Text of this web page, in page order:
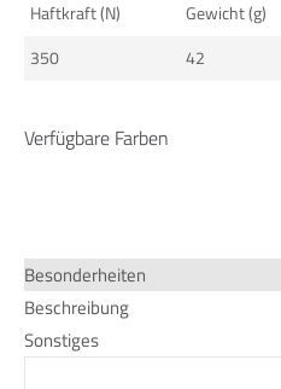
Haftkraft (N) Gewicht (g)
350
42
Verfügbare Farben
Besonderheiten
Beschreibung
Sonstiges